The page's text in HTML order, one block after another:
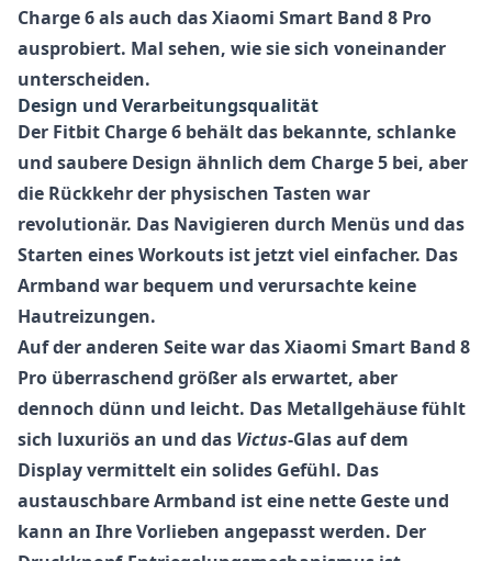
Charge 6als auch dasXiaomi Smart Band 8 Pro
ausprobiert. Mal sehen, wie sie sich voneinander
unterscheiden.
Design und Verarbeitungsqualität
Der Fitbit Charge 6 behält das bekannte, schlanke
und saubere Design ähnlich dem Charge 5 bei, aber
die Rückkehr der physischen Tasten war
revolutionär. Das Navigieren durch Menüs und das
Starten eines Workouts ist jetzt viel einfacher. Das
Armband war bequem und verursachte keine
Hautreizungen.
Auf der anderen Seite war dasXiaomi Smart Band 8
Pro überraschend größer als erwartet, aber
dennoch dünn und leicht. Das Metallgehäuse fühlt
sich luxuriös an und das Victus-Glas auf dem
Display vermittelt ein solides Gefühl. Das
austauschbare Armband ist eine nette Geste und
kann an Ihre Vorlieben angepasst werden. Der